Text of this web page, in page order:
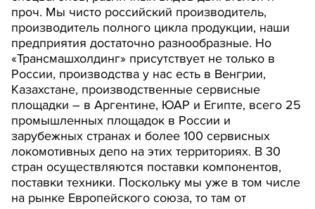
проч. Мы чисто российский производитель,
производитель полного цикла продукции, наши
предприятия достаточно разнообразные. Но
«Трансмашхолдинг» присутствует не только в
России, производства у нас есть в Венгрии,
Казахстане, производственные сервисные
площадки – в Аргентине, ЮАР и Египте, всего 25
промышленных площадок в России и
зарубежных странах и более 100 сервисных
локомотивных депо на этих территориях. В 30
стран осуществляются поставки компонентов,
поставки техники. Поскольку мы уже в том числе
на рынке Европейского союза, то там от